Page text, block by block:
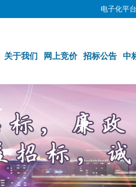
电子化平台
关于我们 网上竞价 招标公告 中